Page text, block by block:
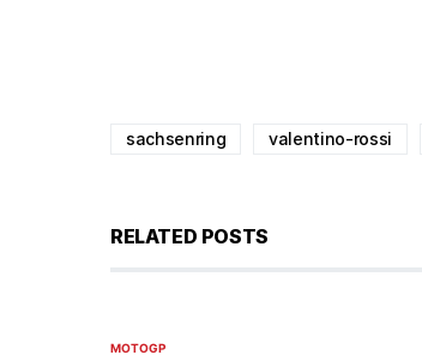
sachsenring valentino-rossi
RELATED POSTS
MOTOGP